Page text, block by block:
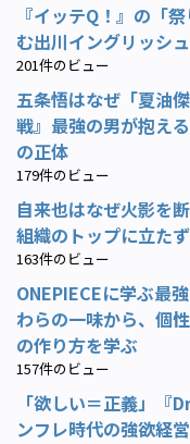
『イッテQ！』の「
む出川イングリッシ
201件のビュー
五条悟はなぜ「夏油
戦』最強の男が抱え
の正体
179件のビュー
自来也はなぜ火影を
組織のトップに立た
163件のビュー
ONEPIECEに学ぶ最
わらの一味から、個
の作り方を学ぶ
157件のビュー
「欲しい＝正義」『
ンフレ時代の強欲経